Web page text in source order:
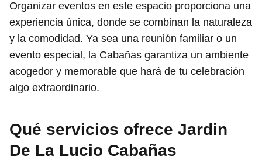
Organizar eventos en este espacio proporciona una
experiencia única, donde se combinan la naturaleza
y la comodidad. Ya sea una reunión familiar o un
evento especial, la Cabañas garantiza un ambiente
acogedor y memorable que hará de tu celebración
algo extraordinario.
Qué servicios ofrece Jardin
De La Lucio Cabañas